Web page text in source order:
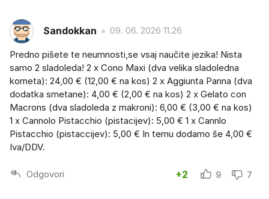
Sandokkan 09. 06. 2026 11.26
Predno pišete te neumnosti,se vsaj naučite jezika! Nista
samo 2 sladoleda! 2 x Cono Maxi (dva velika sladoledna
korneta): 24,00 € (12,00 € na kos) 2 x Aggiunta Panna (dva
dodatka smetane): 4,00 € (2,00 € na kos) 2 x Gelato con
Macrons (dva sladoleda z makroni): 6,00 € (3,00 € na kos)
1 x Cannolo Pistacchio (pistacijev): 5,00 € 1 x Cannlo
Pistacchio (pistaccijev): 5,00 € In temu dodamo še 4,00 €
Iva/DDV.
Odgovori +2 9 7